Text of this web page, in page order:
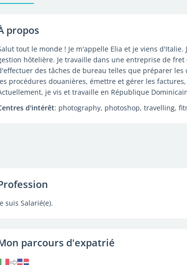
propos
tout le monde ! Je m'appelle Elia et je viens
hôtelière. Je travaille dans une entreprise de
des tâches de bureau telles que préparer
procédures douanières, émettre et gérer les
je vis et travaille en République
d'intérêt: photography, photoshop, travelling,
suis Salarié(e).
parcours d'expatrié